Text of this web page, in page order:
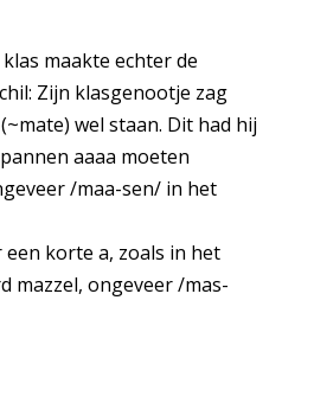
maakte echter de
Zijn klasgenootje zag
(~mate) wel staan. Dit had hij
aaaa moeten
/maa-sen/ in het
een korte a, zoals in het
mazzel, ongeveer /mas-